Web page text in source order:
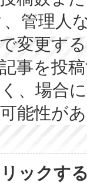
管理人
変更す
事を投
、場合
能性が
ックす